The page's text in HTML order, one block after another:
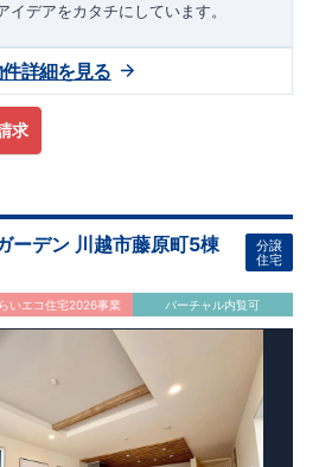
アイデアをカタチにしています。
（火・水曜日定休日、年末年始休み）
ん！全棟標準搭載
器・宅配ボックス・玄関電子キー・
ります！
しく
「いい家を作って、きちんと手
リアした物件だけが認定を受けられる
受けるためには、国が定めた下記7つ
要があります。東栄住宅は全棟でク
③維持管理性④住戸面積⑤省エネル
全管理
住宅ローン金利優遇、固定資産税の減
にも有利です。 ■住宅性能評価ダブル
く
「設計」と「建設」のダブルで性
面を第三者機関へ提出します。外部
求
詳細を見る
ーデン 川越市藤原町5棟
分譲
住宅
いエコ住宅2026事業 バーチャル内覧可